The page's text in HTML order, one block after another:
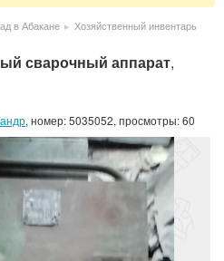
в Абакане ▸ Хозяйственный инвентарь
сварочный аппарат,
, номер: 5035052, просмотры: 60